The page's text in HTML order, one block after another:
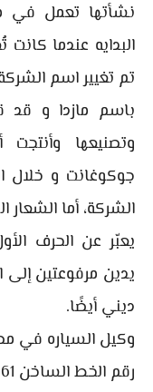
نشأتها تعمل في
البدايه عندما
تم تغيير اسم
باسم مازدا و قد
جوكوغانت و خلال
يدين مرفوعتين
ديني أيضًا.
وكيل السياره في
رقم الخط الساخن 16661.